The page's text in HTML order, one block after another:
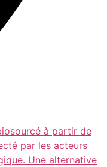
à partir de
par les acteurs
Une alternative